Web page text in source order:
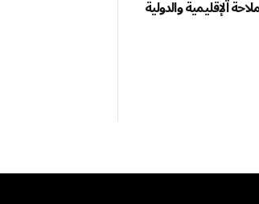
الإقليمية والدولية